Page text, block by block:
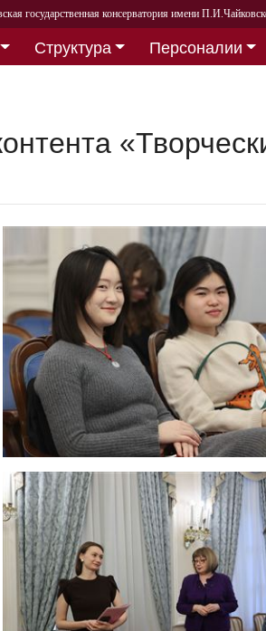
государственная консерватория имени
Структура Персоналии